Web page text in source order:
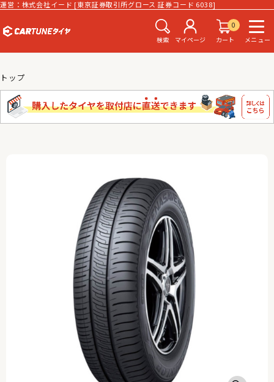
運営：株式会社イード [東京証券取引所グロース 証券コード 6038]
検索 マイページ
0
カート
メニュー
トップ